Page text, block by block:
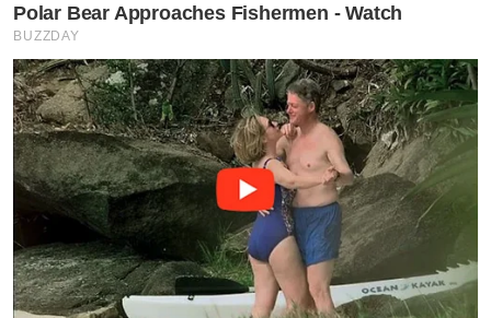
Polar Bear Approaches Fishermen - Watch
BUZZDAY